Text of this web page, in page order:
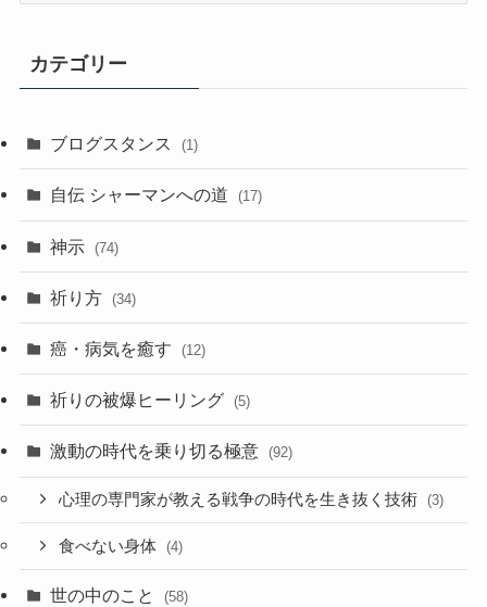
ア
カ
ブ
カテゴリー
ブログスタンス (1)
自伝 シャーマンへの道 (17)
神示 (74)
祈り方 (34)
癌・病気を癒す (12)
祈りの被爆ヒーリング (5)
激動の時代を乗り切る極意 (92)
心理の専門家が教える戦争の時代を生き抜く技術 (3)
食べない身体 (4)
世の中のこと (58)